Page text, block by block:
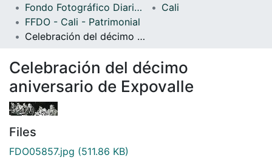
Statistics
Fondo Fotográfico Diario Occidente
Cali
FFDO - Cali - Patrimonial
Celebración del décimo aniversario de Expovalle
Celebración del décimo
aniversario de Expovalle
Files
FDO05857.jpg (511.86 KB)